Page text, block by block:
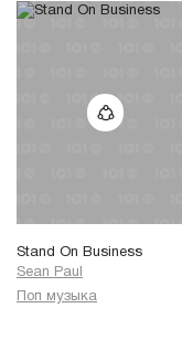
Stand On Business
Sean Paul
Поп музыка